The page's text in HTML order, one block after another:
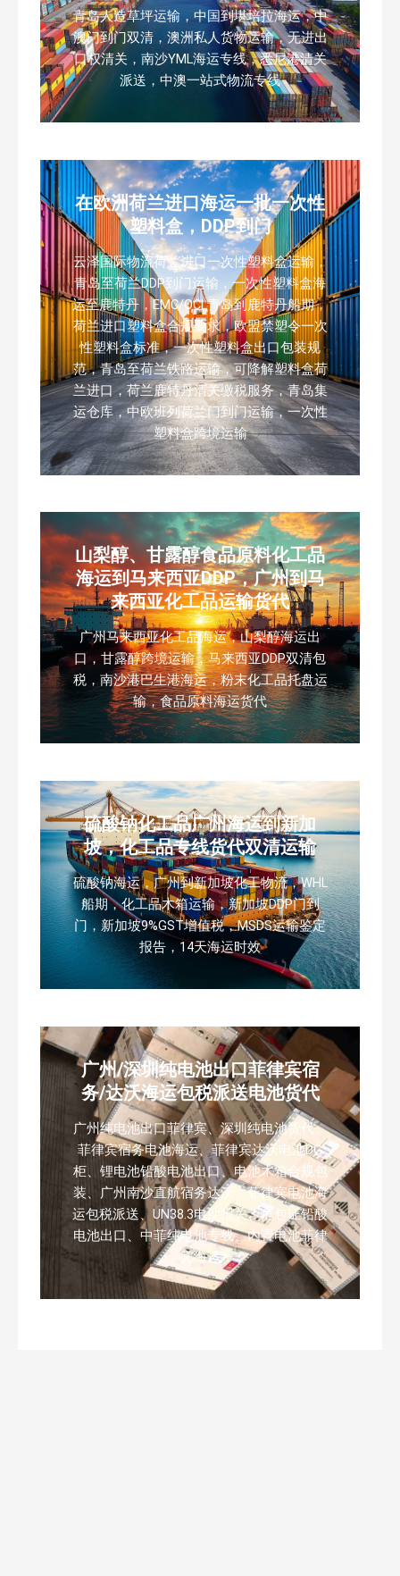
青岛人造草坪运输，中国到堪培拉海运，中
澳门到门双清，澳洲私人货物运输，无进出
口权清关，南沙YML海运专线，悉尼港清关
派送，中澳一站式物流专线
在欧洲荷兰进口海运一批一次性
塑料盒，DDP到门
云泽国际物流荷兰进口一次性塑料盒运输，
青岛至荷兰DDP到门运输，一次性塑料盒海
运至鹿特丹，EMC/OCL青岛到鹿特丹船期，
荷兰进口塑料盒合规要求，欧盟禁塑令一次
性塑料盒标准，一次性塑料盒出口包装规
范，青岛至荷兰铁路运输，可降解塑料盒荷
兰进口，荷兰鹿特丹清关缴税服务，青岛集
运仓库，中欧班列荷兰门到门运输，一次性
塑料盒跨境运输
山梨醇、甘露醇食品原料化工品
海运到马来西亚DDP，广州到马
来西亚化工品运输货代
广州马来西亚化工品海运，山梨醇海运出
口，甘露醇跨境运输，马来西亚DDP双清包
税，南沙港巴生港海运，粉末化工品托盘运
输，食品原料海运货代
硫酸钠化工品广州海运到新加
坡，化工品专线货代双清运输
硫酸钠海运，广州到新加坡化工物流，WHL
船期，化工品木箱运输，新加坡DDP门到
门，新加坡9%GST增值税，MSDS运输鉴定
报告，14天海运时效
广州/深圳纯电池出口菲律宾宿
务/达沃海运包税派送电池货代
广州纯电池出口菲律宾、深圳纯电池货代、
菲律宾宿务电池海运、菲律宾达沃电池DG
柜、锂电池铅酸电池出口、电池木箱合规包
装、广州南沙直航宿务达沃、菲律宾电池海
运包税派送、UN38.3电池报关、危包证铅酸
电池出口、中菲纯电池专线、内置电池菲律
宾海运